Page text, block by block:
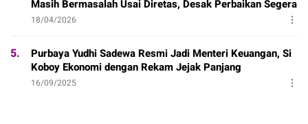
Masih Bermasalah Usai Diretas, Desak Perbaikan Segera
18/04/2026
5.
Purbaya Yudhi Sadewa Resmi Jadi Menteri Keuangan, Si
Koboy Ekonomi dengan Rekam Jejak Panjang
16/09/2025